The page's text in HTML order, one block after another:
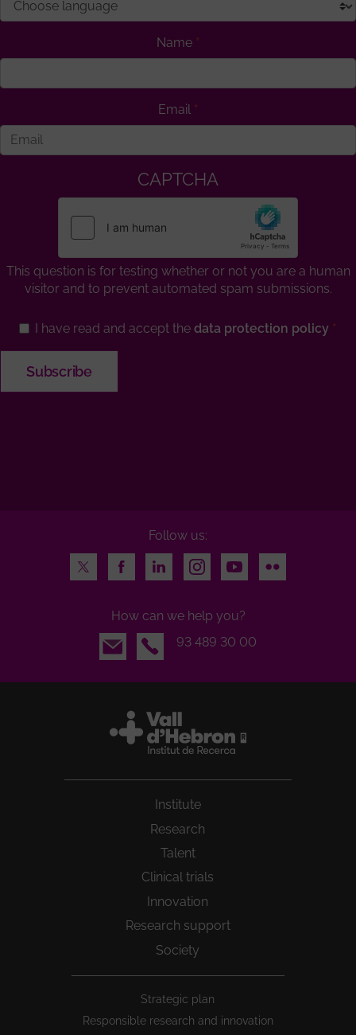
Name
Email
CAPTCHA
This question is for testing whether or not you are a human
visitor and to prevent automated spam submissions.
I have read and accept the data protection policy
Follow us:
Twitter
FacebookLinkedInInstagramYoutubeFlickr
How can we help you?
Email
93 489 30 00
Institute
Research
Talent
Clinical trials
Innovation
Research support
Society
Strategic plan
Responsible research and innovation